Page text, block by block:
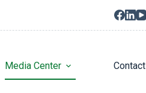
Media Center Contact